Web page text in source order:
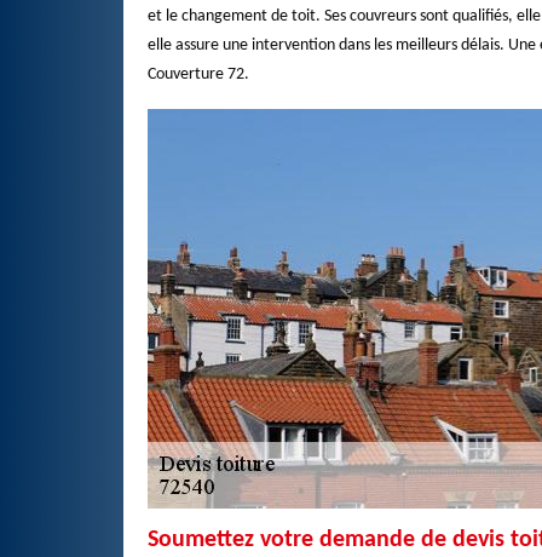
et le changement de toit. Ses couvreurs sont qualifiés,
elle assure une intervention dans les meilleurs délais.
Couverture 72.
Soumettez votre demande de devis